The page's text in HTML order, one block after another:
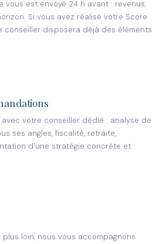
vous est envoyé 24 h avant : revenus,
Si vous avez réalisé votre Score
conseiller disposera déjà des éléments
votre conseiller dédié : analyse de
ses angles, fiscalité, retraite,
d'une stratégie concrète et
loin, nous vous accompagnons